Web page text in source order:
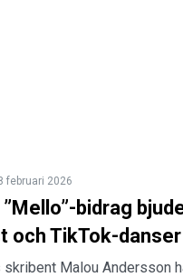
februari 2026
bidrag
och TikTok-danser
Malou Andersson